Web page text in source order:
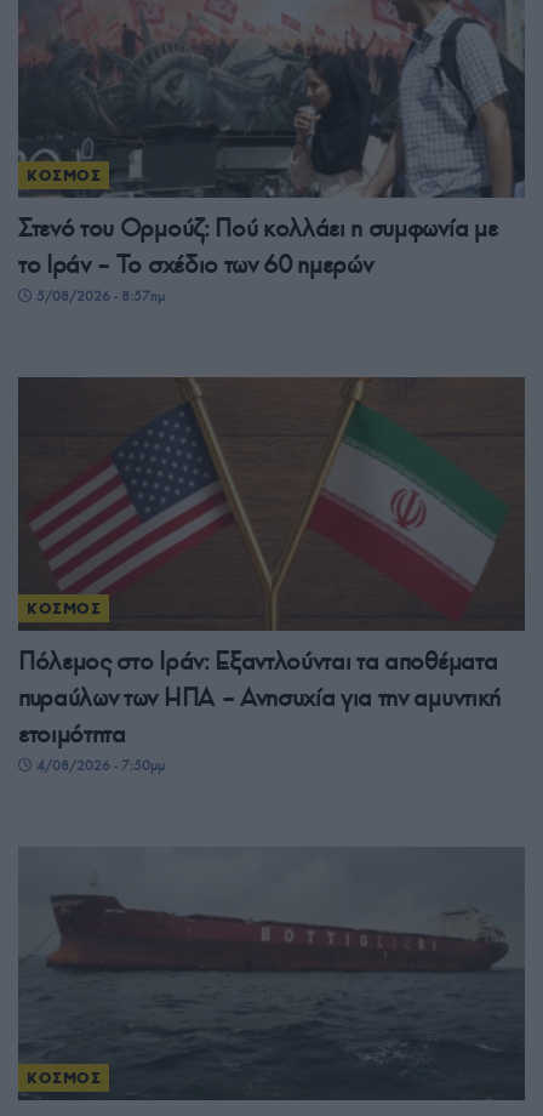
ΚΟΣΜΟΣ
Στενό του Ορμούζ: Πού κολλάει η συμφωνία με
το Ιράν – Το σχέδιο των 60 ημερών
5/08/2026 - 8:57πμ
ΚΟΣΜΟΣ
Πόλεμος στο Ιράν: Εξαντλούνται τα αποθέματα
πυραύλων των ΗΠΑ – Ανησυχία για την αμυντική
ετοιμότητα
4/08/2026 - 7:50μμ
ΚΟΣΜΟΣ